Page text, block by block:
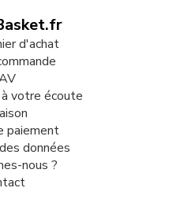
d'achat
votre écoute
paiement
données
nous ?